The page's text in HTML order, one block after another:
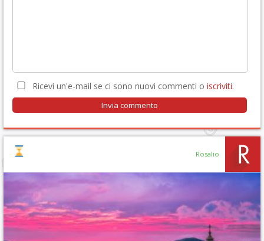
Ricevi un'e-mail se ci sono nuovi commenti o iscriviti.
Rosalio